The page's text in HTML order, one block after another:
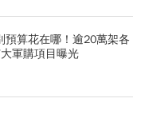
預算花在哪！逾20萬架各
軍購項目曝光